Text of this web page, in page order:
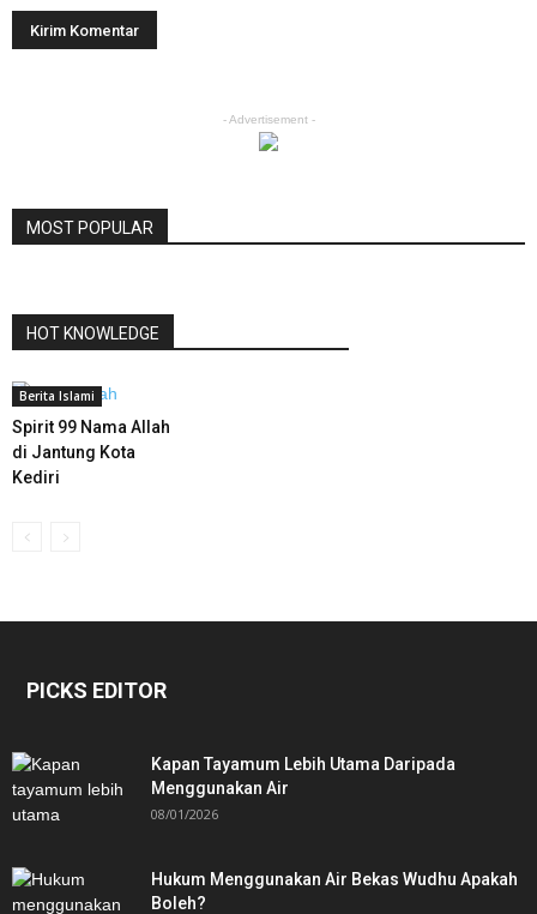
- Advertisement -
MOST POPULAR
HOT KNOWLEDGE
Berita Islami
Spirit 99 Nama Allah
di Jantung Kota
Kediri
PICKS EDITOR
Kapan Tayamum Lebih Utama Daripada
Menggunakan Air
08/01/2026
Hukum Menggunakan Air Bekas Wudhu Apakah
Boleh?